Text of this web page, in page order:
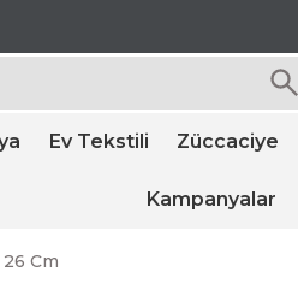
Ev Tekstili Züccaciye
Kampanyalar
Cm